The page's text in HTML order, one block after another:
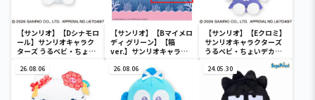
【サンリオ】【Dシナモロ
ール】サンリオキャラク
ターズ うるベビ・ちょい
【サンリオ】【Bマイメロ
ディ グリーン】【箱
ver.】サンリオキャラク
SOFVIMATES～マイメロ
ディ マーメイドver. ～
【サンリオ】【Eクロミ】
サンリオキャラクターズ
うるベビ・ちょいデカド
26.08.06 26.08.06 24.05.30